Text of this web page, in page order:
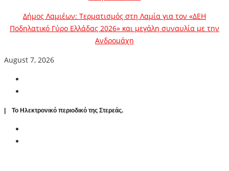
Δήμος Λαμιέων: Τερματισμός στη Λαμία για τον «ΔΕΗ
Ποδηλατικό Γύρο Ελλάδας 2026» και μεγάλη συναυλία με την
Ανδρομάχη
August 7, 2026
| To Ηλεκτρονικό περιοδικό της Στερεάς.